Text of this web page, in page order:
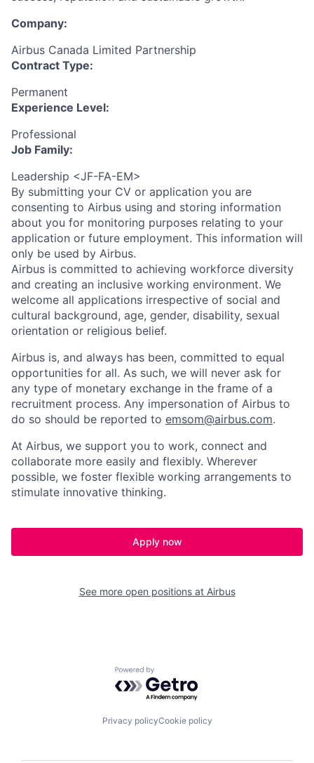
Company:
Airbus Canada Limited Partnership
Contract Type:
Permanent
Experience Level:
Professional
Job Family:
Leadership <JF-FA-EM>
By submitting your CV or application you are
consenting to Airbus using and storing information
about you for monitoring purposes relating to your
application or future employment. This information will
only be used by Airbus.
Airbus is committed to achieving workforce diversity
and creating an inclusive working environment. We
welcome all applications irrespective of social and
cultural background, age, gender, disability, sexual
orientation or religious belief.
Airbus is, and always has been, committed to equal
opportunities for all. As such, we will never ask for
any type of monetary exchange in the frame of a
recruitment process. Any impersonation of Airbus to
do so should be reported to emsom@airbus.com.
At Airbus, we support you to work, connect and
collaborate more easily and flexibly. Wherever
possible, we foster flexible working arrangements to
stimulate innovative thinking.
Apply now
See more open positions at Airbus
Powered by Getro.com
Privacy policyCookie policy